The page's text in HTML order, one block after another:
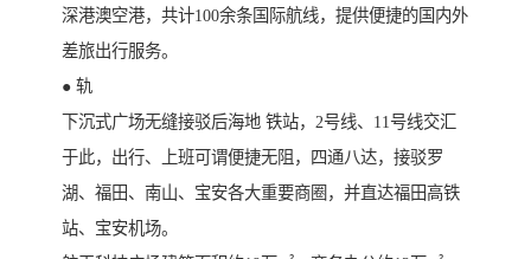
深港澳空港，共计100余条国际航线，提供便捷的国内外
差旅出行服务。
● 轨
下沉式广场无缝接驳后海地 铁站，2号线、11号线交汇
于此，出行、上班可谓便捷无阻，四通八达，接驳罗
湖、福田、南山、宝安各大重要商圈，并直达福田高铁
站、宝安机场。